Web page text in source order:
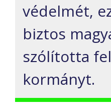
védelmét,
biztos
szólította
kormányt.